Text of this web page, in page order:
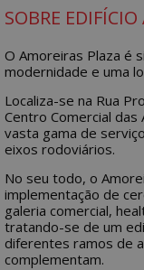
SOBRE
O Amoreiras Plaza é
modernidade e uma
Localiza-se na Rua
Centro Comercial das
vasta gama de
eixos rodoviários.
No seu todo, o
implementação de
galeria comercial,
tratando-se de um
diferentes ramos de
complementam.